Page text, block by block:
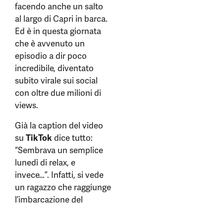
facendo anche un salto
al largo di Capri in barca.
Ed è in questa giornata
che è avvenuto un
episodio a dir poco
incredibile, diventato
subito virale sui social
con oltre due milioni di
views.
Già la caption del video
su TikTokdice tutto:
“Sembrava un semplice
lunedì di relax, e
invece…”. Infatti, si vede
un ragazzo che raggiunge
l’imbarcazione del